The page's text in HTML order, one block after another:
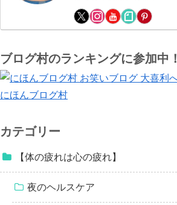
ブログ村のランキングに参加中！
にほんブログ村
カテゴリー
【体の疲れは心の疲れ】
夜のヘルスケア